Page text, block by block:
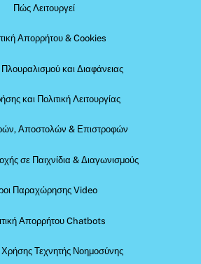
Πώς Λειτουργεί
Απορρήτου & Cookies
Πλουραλισμού και Διαφάνειας
και Πολιτική Λειτουργίας
Αποστολών & Επιστροφών
σε Παιχνίδια & Διαγωνισμούς
Παραχώρησης Video
Απορρήτου Chatbots
Χρήσης Τεχνητής Νοημοσύνης